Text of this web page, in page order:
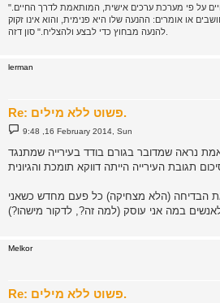
"מנהיגות, פירושה קודם כל, ניהול החיים על פי מערכת ערכים אישית, המותאמת לדרך החיים.
או אומרים: ההנעה שלו היא פנימית, והוא אינו זקוק
lerman
Re: פשוט ללא מילים.
P
o
t
9:48 ,16 February 2014, Sun
נראה שמדובר בגורם בודד בעירייה שמתנגד
הבדיחה (הלא מצחיקה) כל פעם מחדש כשאני
Melkor
Re: פשוט ללא מילים.